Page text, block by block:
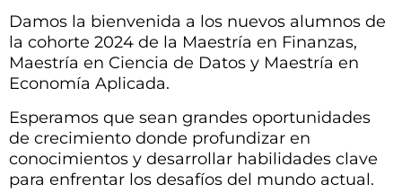
Damos la bienvenida a los nuevos alumnos de
la cohorte 2024 de la Maestría en Finanzas,
Maestría en Ciencia de Datos y Maestría en
Economía Aplicada.
Esperamos que sean grandes oportunidades
de crecimiento donde profundizar en
conocimientos y desarrollar habilidades clave
para enfrentar los desafíos del mundo actual.